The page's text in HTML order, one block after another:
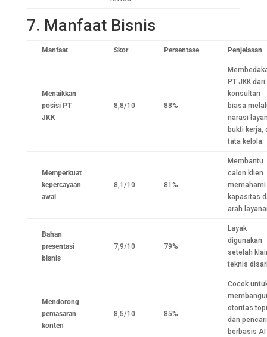
7. Manfaat Bisnis
Manfaat Skor Persentase Penjelasan
Menaikkan
posisi PT
JKK
8,8/10 88%
PT JKK dari
konsultan
biasa
narasi
bukti kerja,
tata kelola.
Memperkuat
kepercayaan
awal
8,1/10 81%
Membantu
calon klien
memahami
kapasitas
arah
Bahan
presentasi
bisnis
7,9/10 79%
Layak
digunakan
setelah
teknis
Mendorong
pemasaran
konten
8,5/10 85%
Cocok
otoritas
dan
berbasis AI